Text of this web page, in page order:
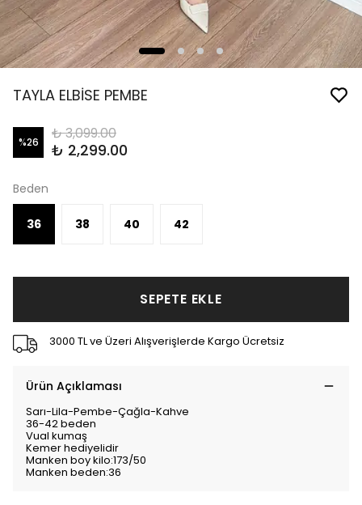
TAYLA ELBİSE PEMBE
%26 ₺ 3,099.00
₺ 2,299.00
Beden
36 38 40 42
SEPETE EKLE
3000 TL ve Üzeri Alışverişlerde Kargo Ücretsiz
Ürün Açıklaması
Sarı-Lila-Pembe-Çağla-Kahve
36-42 beden
Vual kumaş
Kemer hediyelidir
Manken boy kilo:173/50
Manken beden:36